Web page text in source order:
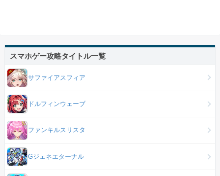
スマホゲー攻略タイトル一覧
サファイアスフィア
ドルフィンウェーブ
ファンキルスリスタ
Gジェネエターナル